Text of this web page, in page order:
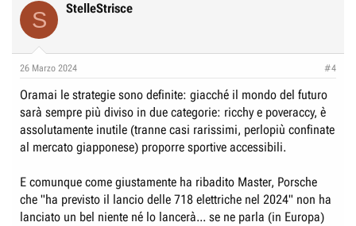
S StelleStrisce
26 Marzo 2024 #4
Oramai le strategie sono definite: giacché il mondo del futuro
sarà sempre più diviso in due categorie: ricchy e poveraccy, è
assolutamente inutile (tranne casi rarissimi, perlopiù confinate
al mercato giapponese) proporre sportive accessibili.
E comunque come giustamente ha ribadito Master, Porsche
che "ha previsto il lancio delle 718 elettriche nel 2024" non ha
lanciato un bel niente né lo lancerà... se ne parla (in Europa)